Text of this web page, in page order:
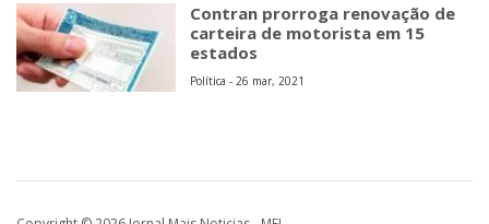
Contran prorroga renovação de
carteira de motorista em 15
estados
Política - 26 mar, 2021